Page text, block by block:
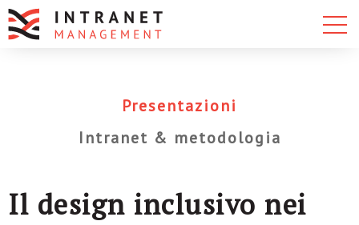
Presentazioni
Intranet & metodologia
Il design inclusivo nei